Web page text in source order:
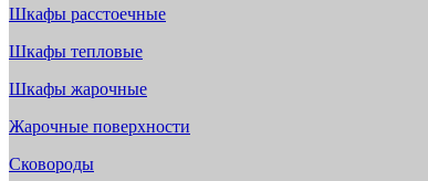
Шкафы расстоечные
Шкафы тепловые
Шкафы жарочные
Жарочные поверхности
Сковороды